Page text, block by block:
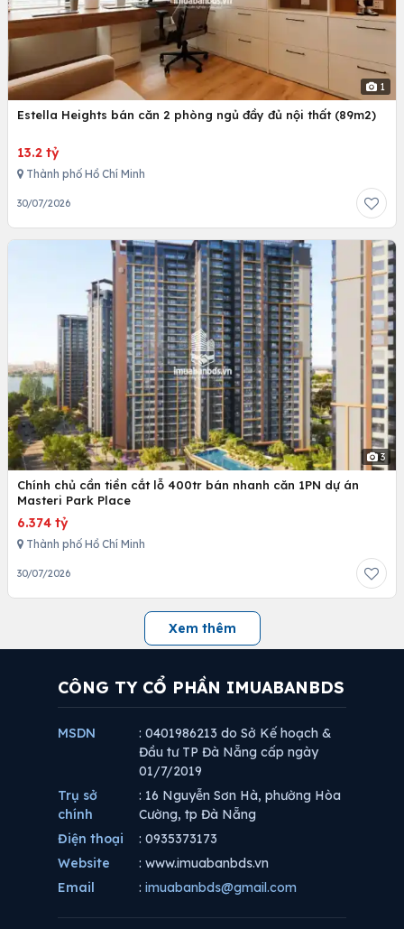
1
Estella Heights bán căn 2 phòng ngủ đầy đủ nội thất (89m2)
13.2 tỷ
Thành phố Hồ Chí Minh
30/07/2026
3
Chính chủ cần tiền cắt lỗ 400tr bán nhanh căn 1PN dự án
Masteri Park Place
6.374 tỷ
Thành phố Hồ Chí Minh
30/07/2026
Xem thêm
CÔNG TY CỔ PHẦN IMUABANBDS
MSDN
: 0401986213 do Sở Kế hoạch &
Đầu tư TP Đà Nẵng cấp ngày
01/7/2019
Trụ sở
chính
: 16 Nguyễn Sơn Hà, phường Hòa
Cường, tp Đà Nẵng
Điện thoại
: 0935373173
Website
: www.imuabanbds.vn
Email
: imuabanbds@gmail.com